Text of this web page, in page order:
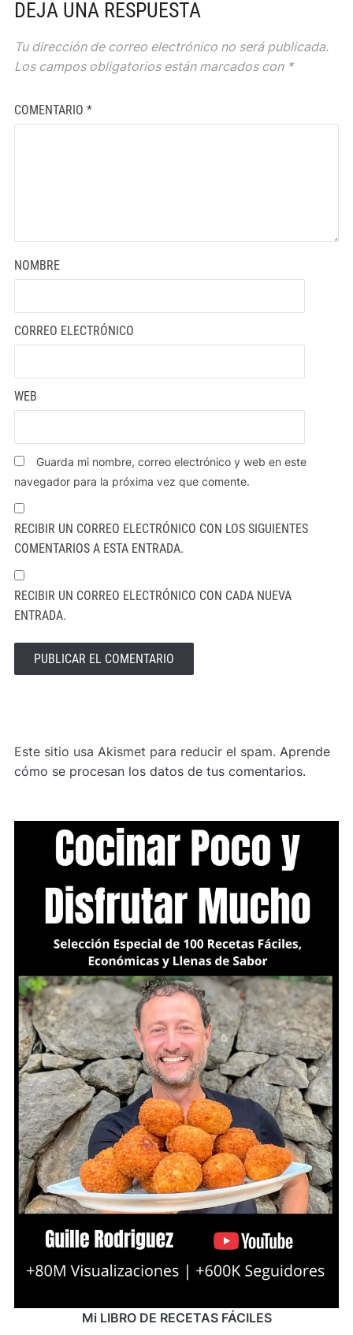
DEJA UNA RESPUESTA
Tu dirección de correo electrónico no será publicada.
Los campos obligatorios están marcados con *
COMENTARIO *
NOMBRE
CORREO ELECTRÓNICO
WEB
Guarda mi nombre, correo electrónico y web en este
navegador para la próxima vez que comente.
RECIBIR UN CORREO ELECTRÓNICO CON LOS SIGUIENTES
COMENTARIOS A ESTA ENTRADA.
RECIBIR UN CORREO ELECTRÓNICO CON CADA NUEVA
ENTRADA.
Este sitio usa Akismet para reducir el spam. Aprende
cómo se procesan los datos de tus comentarios.
Mi LIBRO DE RECETAS FÁCILES